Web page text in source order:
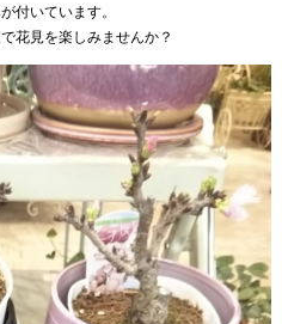
付いています。
花見を楽しみませんか？